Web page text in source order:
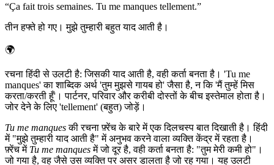
“Ça fait trois semaines. Tu me manques tellement.”
तीन हफ्ते हो गए। मुझे तुम्हारी बहुत याद आती है।
🌍
रचना हिंदी से उलटी है: जिसकी याद आती है, वही कर्ता बनता है। 'Tu me
manques' का शाब्दिक अर्थ 'तुम मुझसे गायब हो' जैसा है, न कि 'मैं तुम्हें मिस
करता/करती हूँ'। पार्टनर, परिवार और करीबी दोस्तों के बीच इस्तेमाल होता है।
जोर देने के लिए 'tellement' (बहुत) जोड़ें।
Tu me manquesकी रचना फ़्रेंच के बारे में एक दिलचस्प बात दिखाती है। हिंदी
में "मुझे तुम्हारी याद आती है" में अनुभव करने वाला व्यक्ति केंद्र में रहता है।
फ़्रेंच में Tu me manquesमें जो दूर है, वही कर्ता बनता है: "तुम मेरी कमी हो"।
जो गया है, वह जैसे उस व्यक्ति पर असर डालता है जो रह गया। यह उलटी